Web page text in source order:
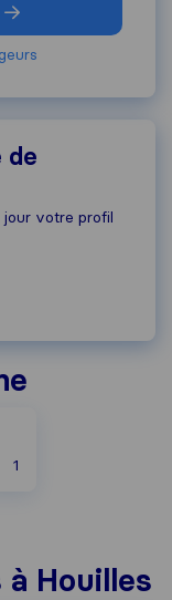
de
votre profil
1
Houilles